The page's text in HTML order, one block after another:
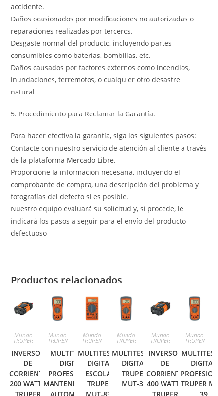
accidente.
Daños ocasionados por modificaciones no autorizadas o
reparaciones realizadas por terceros.
Desgaste normal del producto, incluyendo partes
consumibles como baterías, bombillas, etc.
Daños causados por factores externos como incendios,
inundaciones, terremotos, o cualquier otro desastre
natural.
5. Procedimiento para Reclamar la Garantía:
Para hacer efectiva la garantía, siga los siguientes pasos:
Contacte con nuestro servicio de atención al cliente a través
de la plataforma Mercado Libre.
Proporcione la información necesaria, incluyendo el
comprobante de compra, una descripción del problema y
fotografías del defecto si es posible.
Nuestro equipo evaluará su solicitud y, si procede, le
indicará los pasos a seguir para el envío del producto
defectuoso
Productos relacionados
Mundo
TRUPER
INVERSOR
DE
CORRIENTE
200 WATTS
TRUPER
Mundo
TRUPER
MULTITESTER
DIGITAL
PROFESIONAL,
MANTENIMIENTO
AUTOMOTRIZ
Mundo
TRUPER
MULTITESTER
DIGITAL
ESCOLAR
TRUPER
MUT-830
Mundo
TRUPER
MULTITESTER
DIGITAL
TRUPER
MUT-33
Mundo
TRUPER
INVERSOR
DE
CORRIENTE
400 WATTS
TRUPER
Mundo
TRUPER
DIGITAL
TRUPER
39